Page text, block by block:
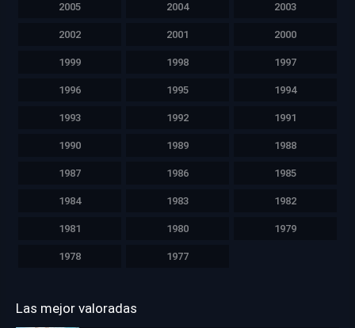
2005 2004 2003
2002 2001 2000
1999 1998 1997
1996 1995 1994
1993 1992 1991
1990 1989 1988
1987 1986 1985
1984 1983 1982
1981 1980 1979
1978 1977
Las mejor valoradas